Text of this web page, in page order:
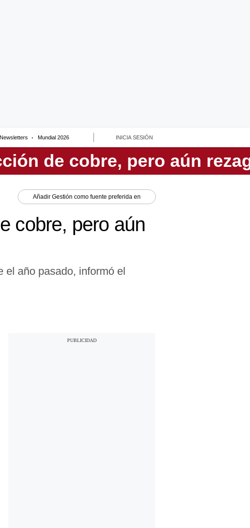
Newsletters Mundial 2026 INICIA SESIÓN
Añadir Gestión como fuente preferida en
cobre, pero aún
el año pasado, informó el